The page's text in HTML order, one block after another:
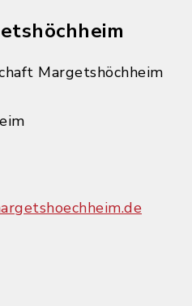
Margetshöchheim